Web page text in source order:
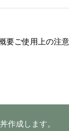
要ご使用上の注意
作成します。